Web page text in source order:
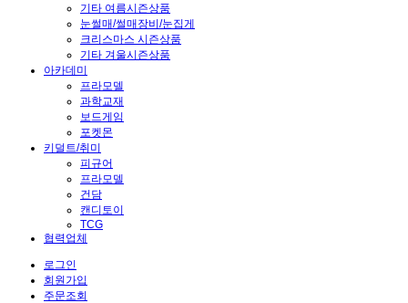
기타 여름시즌상품
눈썰매/썰매장비/눈집게
크리스마스 시즌상품
기타 겨울시즌상품
아카데미
프라모델
과학교재
보드게임
포켓몬
키덜트/취미
피규어
프라모델
건담
캔디토이
TCG
협력업체
로그인
회원가입
주문조회